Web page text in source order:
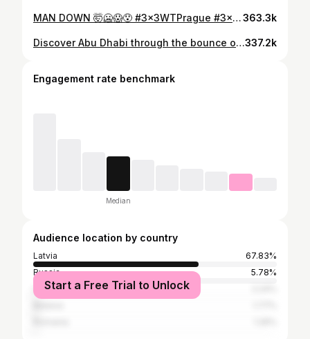
MAN DOWN 🤯🥶😱😯 #3x3WTPrague #3x3WT363.3k
Discover Abu Dhabi through the bounce of our new #WilsonBasketball 🏀🇦🇪 #3x3WTAbuDhabi x @wilsonbasketball337.2k
Engagement rate benchmark
Median
Audience location by country
Latvia
67.83%
Russia
5.78%
United States
Start a Free Trial to Unlock